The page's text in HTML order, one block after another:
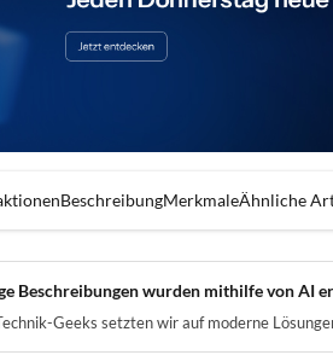
BeschreibungMerkmaleÄhnliche
Beschreibungen wurden mithilfe von AI
Geeks setzten wir auf moderne